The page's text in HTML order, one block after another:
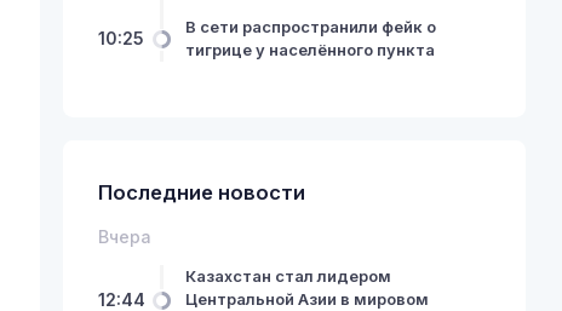
10:25
В сети распространили фейк о
тигрице у населённого пункта
Последние новости
Вчера
12:44
Казахстан стал лидером
Центральной Азии в мировом